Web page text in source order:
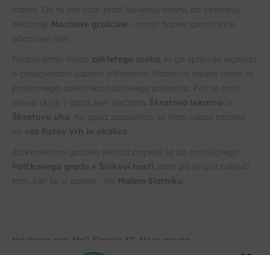
starša. Od tu pot vodi proti Novemu mestu, do ostankov
nekdanje Machove graščine – nanjo danes spominja le
obnovljen hlev.
Nadaljujemo mimo zakletega oreha , ki ga spremlja legenda
o prepovedani ljubezni Vilhelmine, Machove mlajše hčere, in
postavnega oskrbnika očetovega posestva. Pot se nato
znova skrije v gozd, kjer srečamo Škratovo lekarno in
Škratovo uho. Ko gozd zapustimo, se nam odpre razgled
na vas Potov Vrh in okolico.
Za konec nas gozdna stezica popelje še do pravljičnega
Palčkovega gradu v Šinkovi hosti , nato pa se pot zaključi
tam, kjer se je začela – na Malem Slatniku.
Machova pot, Mali Slatnik 32, Novo mesto